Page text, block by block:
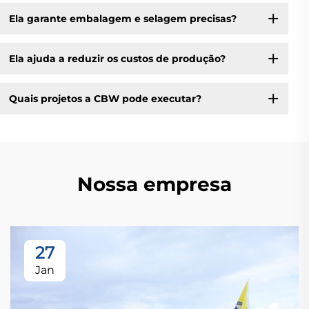
Ela garante embalagem e selagem precisas?
Ela ajuda a reduzir os custos de produção?
Quais projetos a CBW pode executar?
Nossa empresa
27
Jan